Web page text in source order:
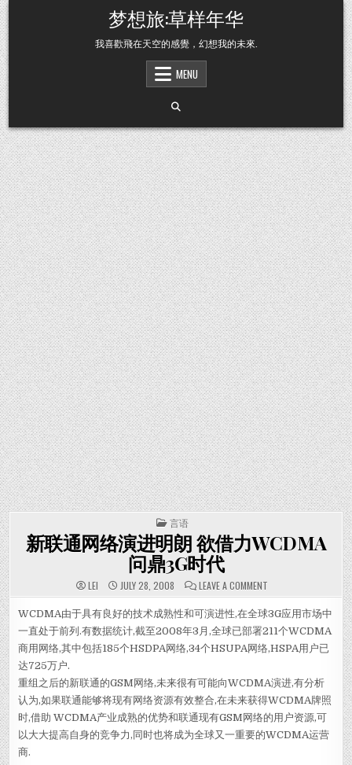
Skip to content 梦想旅:草样年华
我喜歡飛在天空的感覺，幻想我的未來.
MENU
POSTED IN
言语
新联通网络演进明朗 欲借力WCDMA
问鼎3G时代
LEI JULY 28, 2008 LEAVE A COMMENT ON 新联通网络演
WCDMA由于具有良好的技术成熟性和可演进性,在全球3G应用市场中
一直处于前列.有数据统计,截至2008年3月,全球已部署211个WCDMA
商用网络,其中包括185个HSDPA网络,34个HSUPA网络,HSPA用户已
达725万户.
重组之后的新联通的GSM网络,未来很有可能向WCDMA演进,有分析
认为,如果联通能够将现有网络资源有效整合,在未来获得WCDMA牌照
时,借助 WCDMA产业成熟的优势和联通现有GSM网络的用户资源,可
以大大提高自身的竞争力,同时也将成为全球又一重要的WCDMA运营
商.